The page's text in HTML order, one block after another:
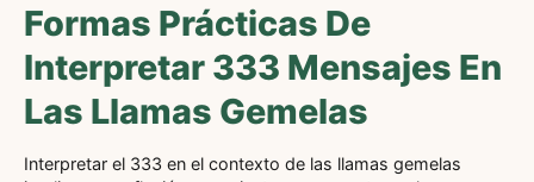
Formas Prácticas De
Interpretar 333 Mensajes En
Las Llamas Gemelas
Interpretar el 333 en el contexto de las llamas gemelas